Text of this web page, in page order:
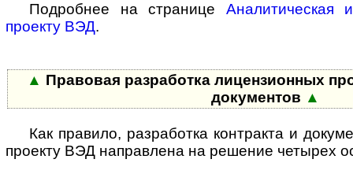
Подробнее на странице Аналитическая
проекту ВЭД.
▲ Правовая разработка лицензионных
документов ▲
Как правило, разработка контракта и
проекту ВЭД направлена на решение четырех